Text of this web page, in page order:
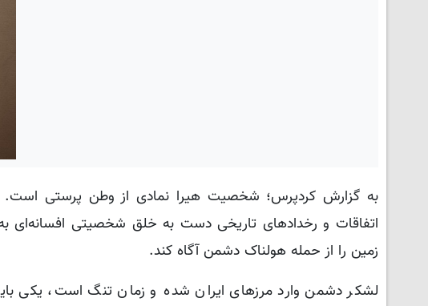
به گزارش کردپرس؛ شخصیت هیرا نمادی از وطن پرستی است.
اتفاقات و رخدادهای تاریخی دست به خلق شخصیتی افسانه‌ای
زمین را از حمله هولناک دشمن آگاه کند.
لشکر دشمن وارد مرزهای ایران شده و زمان تنگ است، یکی